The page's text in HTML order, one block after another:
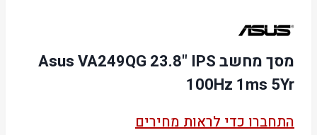
מסך מחשב Asus VA249QG 23.8" IPS
100Hz 1ms 5Yr
התחברו כדי לראות מחירים